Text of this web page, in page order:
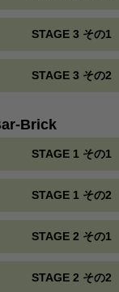
STAGE 3 その1
STAGE 3 その2
Brick
STAGE 1 その1
STAGE 1 その2
STAGE 2 その1
STAGE 2 その2